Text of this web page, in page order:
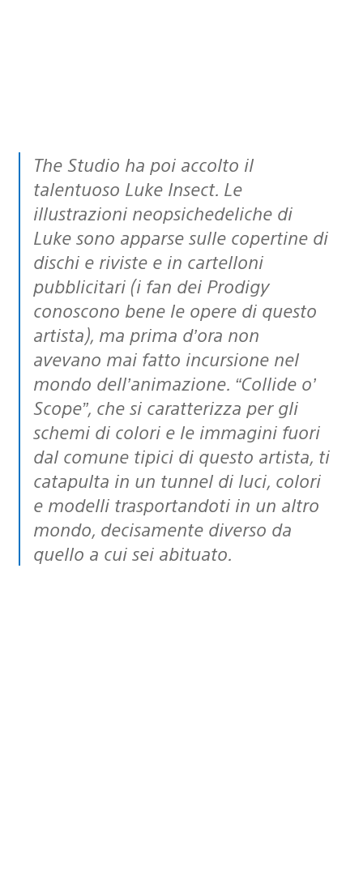
The Studio ha poi accolto il
talentuoso Luke Insect. Le
illustrazioni neopsichedeliche di
Luke sono apparse sulle copertine di
dischi e riviste e in cartelloni
pubblicitari (i fan dei Prodigy
conoscono bene le opere di questo
artista), ma prima d’ora non
avevano mai fatto incursione nel
mondo dell’animazione. “Collide o’
Scope”, che si caratterizza per gli
schemi di colori e le immagini fuori
dal comune tipici di questo artista, ti
catapulta in un tunnel di luci, colori
e modelli trasportandoti in un altro
mondo, decisamente diverso da
quello a cui sei abituato.